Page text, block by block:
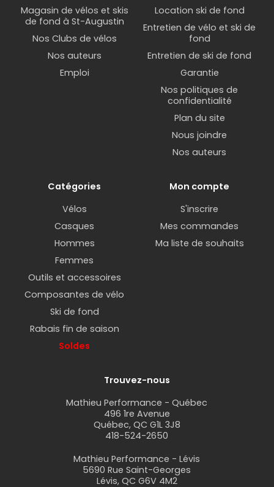
Magasin de vélos et skis
de fond à St-Augustin
Nos Clubs de vélos
Nos auteurs
Emploi
Location ski de fond
Entretien de vélo et ski de
fond
Entretien de ski de fond
Garantie
Nos politiques de
confidentialité
Plan du site
Nous joindre
Nos auteurs
Catégories
Vélos
Casques
Hommes
Femmes
Outils et accessoires
Composantes de vélo
Ski de fond
Rabais fin de saison
Soldes
Mon compte
S'inscrire
Mes commandes
Ma liste de souhaits
Trouvez-nous
Mathieu Performance - Québec
496 1re Avenue
Québec, QC G1L 3J8
418-524-2650
Mathieu Performance - Lévis
5690 Rue Saint-Georges
Lévis, QC G6V 4M2